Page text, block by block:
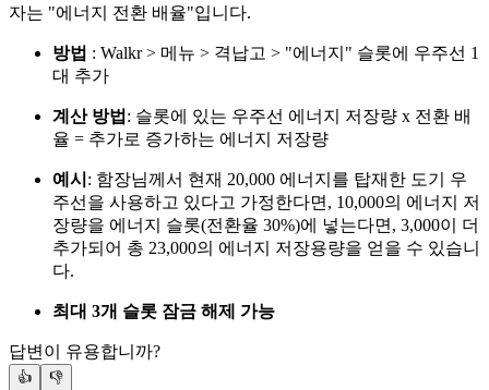
자는 "에너지 전환 배율"입니다.
방법 : Walkr > 메뉴 > 격납고 > "에너지" 슬롯에 우주선 1
대 추가
계산 방법 : 슬롯에 있는 우주선 에너지 저장량 x 전환 배
율 = 추가로 증가하는 에너지 저장량
예시 : 함장님께서 현재 20,000 에너지를 탑재한 도기 우
주선을 사용하고 있다고 가정한다면, 10,000의 에너지 저
장량을 에너지 슬롯(전환율 30%)에 넣는다면, 3,000이 더
추가되어 총 23,000의 에너지 저장용량을 얻을 수 있습니
다.
최대 3개 슬롯 잠금 해제 가능
답변이 유용합니까?
👍 👎